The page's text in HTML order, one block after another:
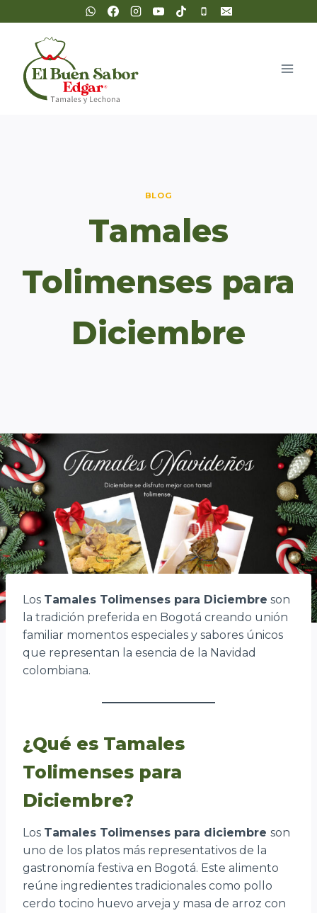
al
contenido
BLOG
Tamales
Tolimenses para
Diciembre
Los Tamales Tolimenses para Diciembre son
la tradición preferida en Bogotá creando unión
familiar momentos especiales y sabores únicos
que representan la esencia de la Navidad
colombiana.
¿Qué es Tamales
Tolimenses para
Diciembre?
Los Tamales Tolimenses para diciembre son
uno de los platos más representativos de la
gastronomía festiva en Bogotá. Este alimento
reúne ingredientes tradicionales como pollo
cerdo tocino huevo arveja y masa de arroz con